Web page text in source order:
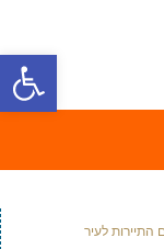
פתח
התיירות לעיר